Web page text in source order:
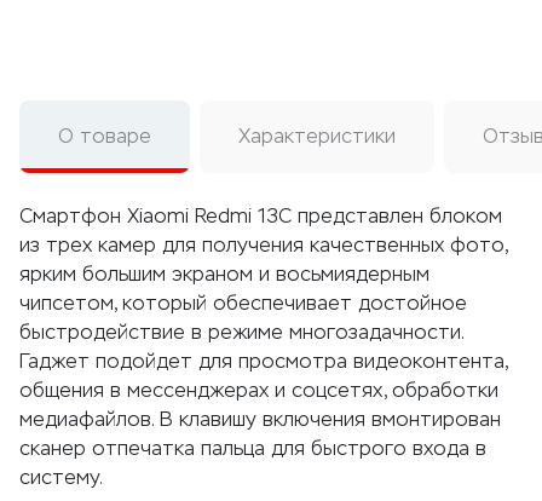
О товаре Характеристики
Смартфон Xiaomi Redmi 13C представлен блоком
из трех камер для получения качественных фото,
ярким большим экраном и восьмиядерным
чипсетом, который обеспечивает достойное
быстродействие в режиме многозадачности.
Гаджет подойдет для просмотра видеоконтента,
общения в мессенджерах и соцсетях, обработки
медиафайлов. В клавишу включения вмонтирован
сканер отпечатка пальца для быстрого входа в
систему.